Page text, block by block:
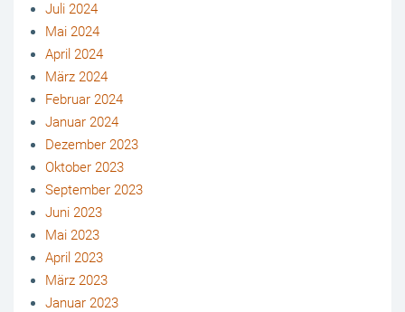
Juli 2024
Mai 2024
April 2024
März 2024
Februar 2024
Januar 2024
Dezember 2023
Oktober 2023
September 2023
Juni 2023
Mai 2023
April 2023
März 2023
Januar 2023